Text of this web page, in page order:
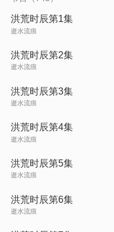
巨大的‘茧’出现在无边的混
夫十个元会的时间过去了。
洪荒时辰第1集
逝水流痕
洪荒时辰第2集
逝水流痕
洪荒时辰第3集
逝水流痕
洪荒时辰第4集
逝水流痕
洪荒时辰第5集
逝水流痕
洪荒时辰第6集
逝水流痕